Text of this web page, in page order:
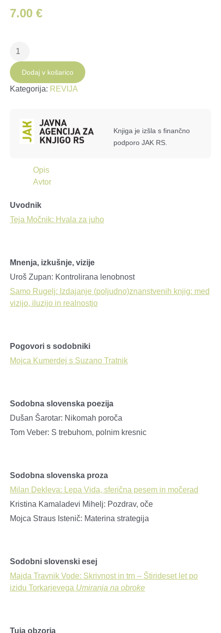
7.00 €
Sodobnost
količinaDodaj v košarico
Kategorija: REVIJA
Knjiga je izšla s finančno
podporo JAK RS.
Opis
Avtor
Uvodnik
Teja Močnik: Hvala za juho
Mnenja, izkušnje, vizije
Uroš Zupan: Kontrolirana lenobnost
Samo Rugelj: Izdajanje (poljudno)znanstvenih knjig: med
vizijo, iluzijo in realnostjo
Pogovori s sodobniki
Mojca Kumerdej s Suzano Tratnik
Sodobna slovenska poezija
Dušan Šarotar: Nikomah poroča
Tom Veber: S trebuhom, polnim kresnic
Sodobna slovenska proza
Milan Dekleva: Lepa Vida, sferična pesem in močerad
Kristina Kamaladevi Mihelj: Pozdrav, oče
Mojca Straus Istenič: Materina strategija
Sodobni slovenski esej
Majda Travnik Vode: Skrivnost in trn – Štirideset let po
izidu Torkarjevega Umiranja na obroke
Tuja obzorja